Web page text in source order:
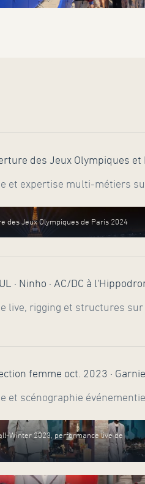
des Jeux Olympiques et
et expertise multi-métiers
des Jeux Olympiques de Paris 2024
· Ninho · AC/DC à
live, rigging et structures
femme oct. 2023 ·
et scénographie
Winter 2023, performance live de